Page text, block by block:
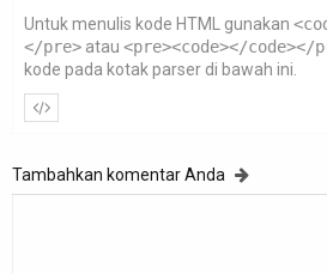
Untuk menulis kode HTML gunakan
</pre> atau <pre><code></code></
kode pada kotak parser di bawah ini.
Tambahkan komentar Anda